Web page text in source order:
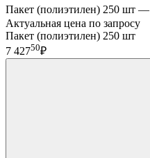
Пакет (полиэтилен) 250 шт —
Актуальная цена по запросу
Пакет (полиэтилен) 250 шт
7 42750₽